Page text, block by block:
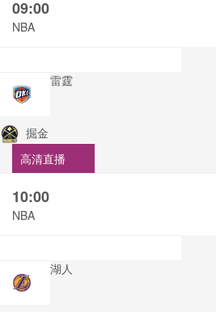
09:00
NBA
雷霆
掘金
高清直播
10:00
NBA
湖人